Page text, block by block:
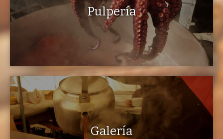
Pulpería
Galería